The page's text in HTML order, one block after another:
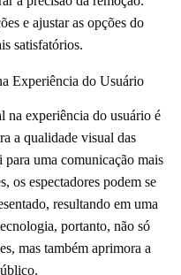
e ajustar as opções do
satisfatórios.
Experiência do Usuário
experiência do usuário é
a qualidade visual das
para uma comunicação mais
os espectadores podem se
resultando em uma
portanto, não só
mas também aprimora a